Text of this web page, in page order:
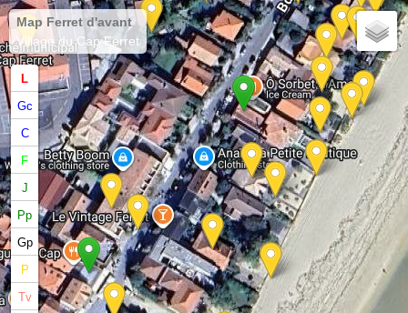
Map Ferret d'avant
Village du Cap Ferret
L
Gc
C
F
J
Pp
Gp
P
Tv